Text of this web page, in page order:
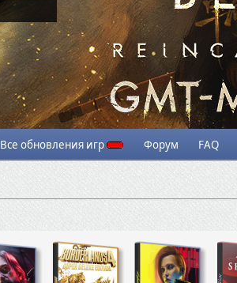
Все обновления игр Форум FAQ